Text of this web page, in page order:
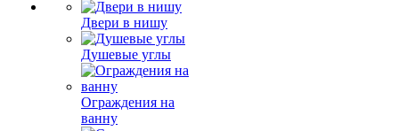
Двери в нишу
Душевые углы
Ограждения на
ванну